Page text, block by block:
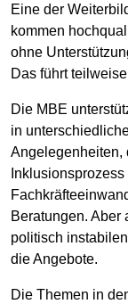
Eine der
kommen
ohne
Das führt
Die MBE
in
Angelegenheiten,
Beratungen. Aber
politisch
die Angebote.
Die Themen in